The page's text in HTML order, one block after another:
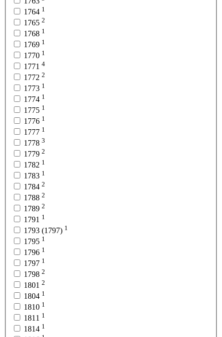
1764 1
1765 2
1768 1
1769 1
1770 1
1771 4
1772 2
1773 1
1774 1
1775 1
1776 1
1777 1
1778 3
1779 2
1782 1
1783 1
1784 2
1788 2
1789 2
1791 1
1793 (1797) 1
1795 1
1796 1
1797 1
1798 2
1801 2
1804 1
1810 1
1811 1
1814 1